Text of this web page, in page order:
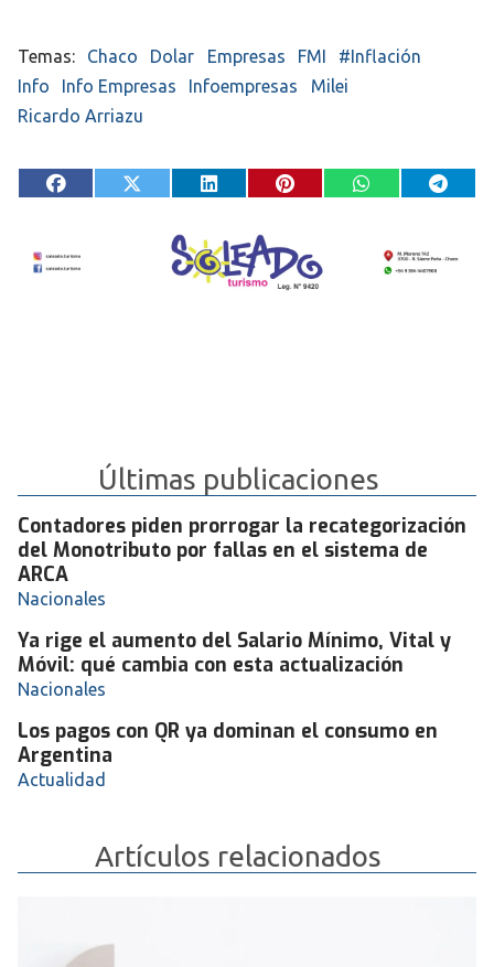
Chaco Dolar Empresas FMI
#Inflación
Info
Info Empresas Infoempresas
Milei
Ricardo Arriazu
Últimas publicaciones
Contadores piden prorrogar la recategorización
del Monotributo por fallas en el sistema de
ARCA
Nacionales
Ya rige el aumento del Salario Mínimo, Vital y
Móvil: qué cambia con esta actualización
Nacionales
Los pagos con QR ya dominan el consumo en
Argentina
Actualidad
Artículos relacionados